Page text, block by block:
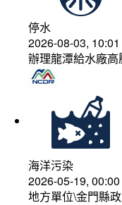
停水
2026-08-03,
辦理龍潭給水廠
海洋污染
2026-05-19,
地方單位\金門縣